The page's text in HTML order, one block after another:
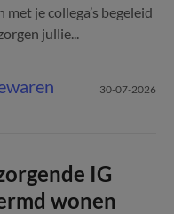
je collega’s begeleid
jullie...
30-07-2026
IG
wonen